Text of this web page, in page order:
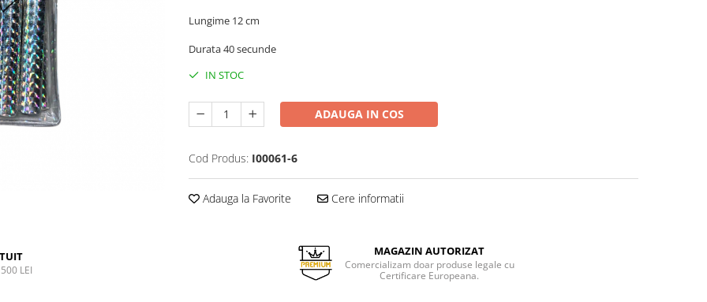
Lungime 12 cm
Durata 40 secunde
IN STOC
ADAUGA IN COS
Cod Produs: I00061-6
Adauga la Favorite Cere informatii
LEI
MAGAZIN AUTORIZAT
Comercializam doar produse legale cu
Certificare Europeana.